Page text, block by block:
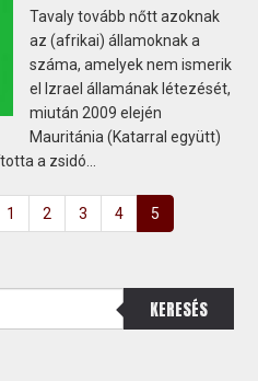
Tavaly tovább nőtt azoknak
az (afrikai) államoknak a
száma, amelyek nem ismerik
el Izrael államának létezését,
miután 2009 elején
Mauritánia (Katarral együtt)
a zsidó...
1 2 3 4 5
KERESÉS